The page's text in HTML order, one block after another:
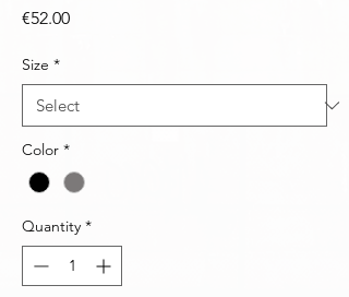
€52.00Price
Size *
Color *
Quantity *